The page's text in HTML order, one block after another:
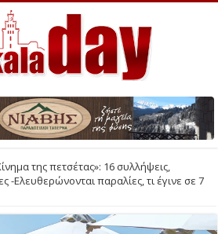
της πετσέτας»: 16 συλλήψεις,
-Ελευθερώνονται παραλίες, τι έγινε σε 7